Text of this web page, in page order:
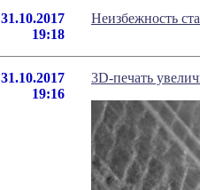
31.10.2017
19:18
Неизбежность
31.10.2017
19:16
3D-печать